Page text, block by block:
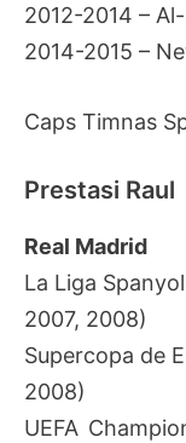
2012-2014 –
2014-2015 –
Caps Timnas
Prestasi Raul
Real Madrid
La Liga
2007, 2008)
Supercopa de
2008)
UEFA